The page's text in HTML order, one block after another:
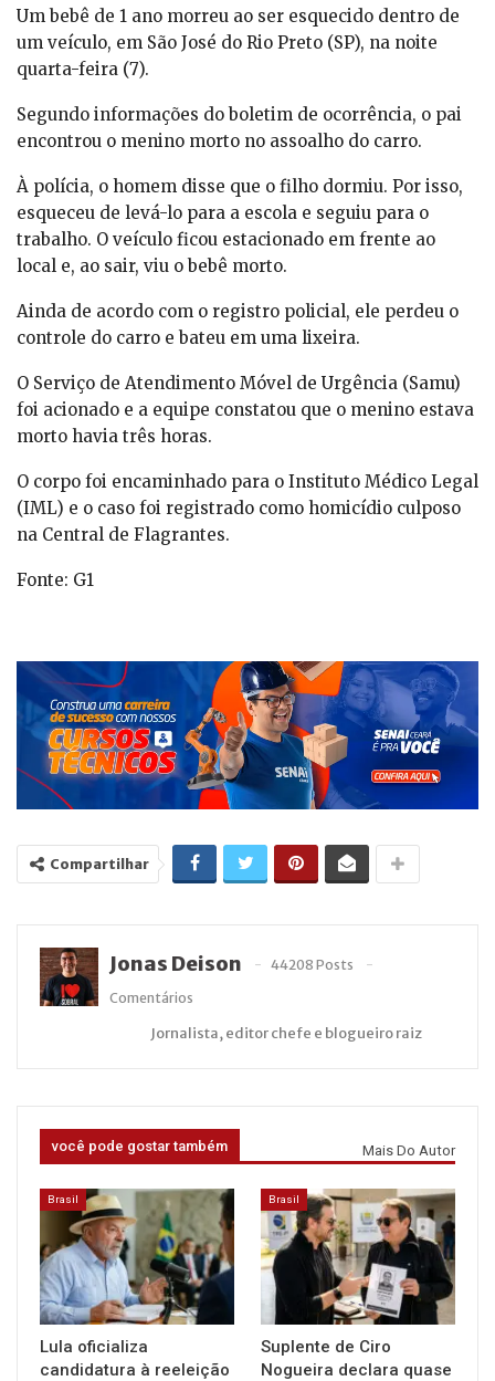
Um bebê de 1 ano morreu ao ser esquecido dentro de
um veículo, em São José do Rio Preto (SP), na noite
quarta-feira (7).
Segundo informações do boletim de ocorrência, o pai
encontrou o menino morto no assoalho do carro.
À polícia, o homem disse que o filho dormiu. Por isso,
esqueceu de levá-lo para a escola e seguiu para o
trabalho. O veículo ficou estacionado em frente ao
local e, ao sair, viu o bebê morto.
Ainda de acordo com o registro policial, ele perdeu o
controle do carro e bateu em uma lixeira.
O Serviço de Atendimento Móvel de Urgência (Samu)
foi acionado e a equipe constatou que o menino estava
morto havia três horas.
O corpo foi encaminhado para o Instituto Médico Legal
(IML) e o caso foi registrado como homicídio culposo
na Central de Flagrantes.
Fonte: G1
Compartilhar
Jonas Deison
44208 Posts
Comentários
Jornalista, editor chefe e blogueiro raiz
você pode gostar também Mais Do Autor
Brasil
Lula oficializa
candidatura à reeleição
Brasil
Suplente de Ciro
Nogueira declara quase